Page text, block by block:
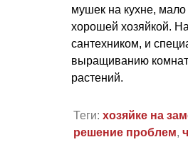
мушек на кухне,
хорошей хозяйкой.
сантехником, и
выращиванию
растений.
Теги: хозяйке на
решение проблем,